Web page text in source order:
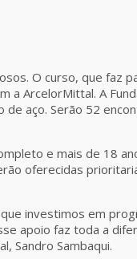
O curso, que faz
a ArcelorMittal. A
de aço. Serão 52
e mais de 18
oferecidas
investimos em
apoio faz toda a
Sandro Sambaqui.